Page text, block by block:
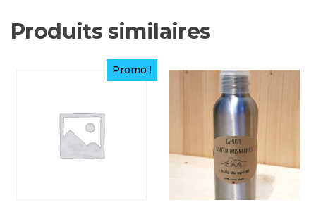
Produits similaires
Promo !